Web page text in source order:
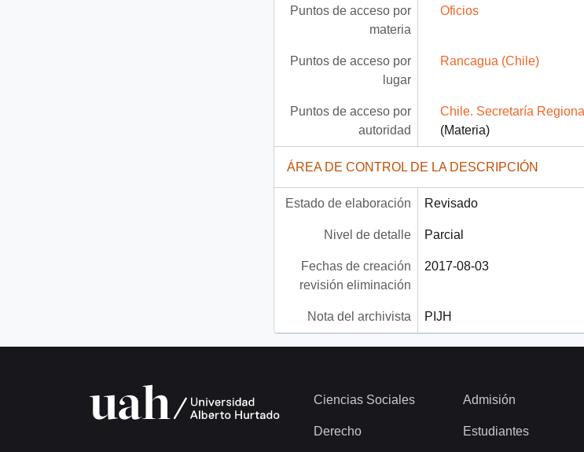
Puntos de acceso por
materia
Oficios
Puntos de acceso por
lugar
Rancagua (Chile)
Puntos de acceso por
autoridad
Chile. Secretaría
(Materia)
ÁREA DE CONTROL DE LA DESCRIPCIÓN
Estado de elaboración Revisado
Nivel de detalle Parcial
Fechas de creación
revisión eliminación
2017-08-03
Nota del archivista PIJH
Ciencias Sociales
Derecho
Admisión
Estudiantes